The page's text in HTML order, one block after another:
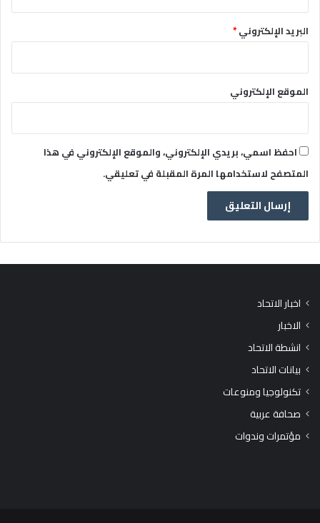
البريد الإلكتروني*
الموقع الإلكتروني
احفظ اسمي، بريدي الإلكتروني، والموقع الإلكتروني في هذا
المتصفح لاستخدامها المرة المقبلة في تعليقي.
اخبار الاتحاد
الاخبار
انشطة الاتحاد
بيانات الاتحاد
تكنولوجيا ومنوعات
صحافة عربية
مؤتمرات وندوات